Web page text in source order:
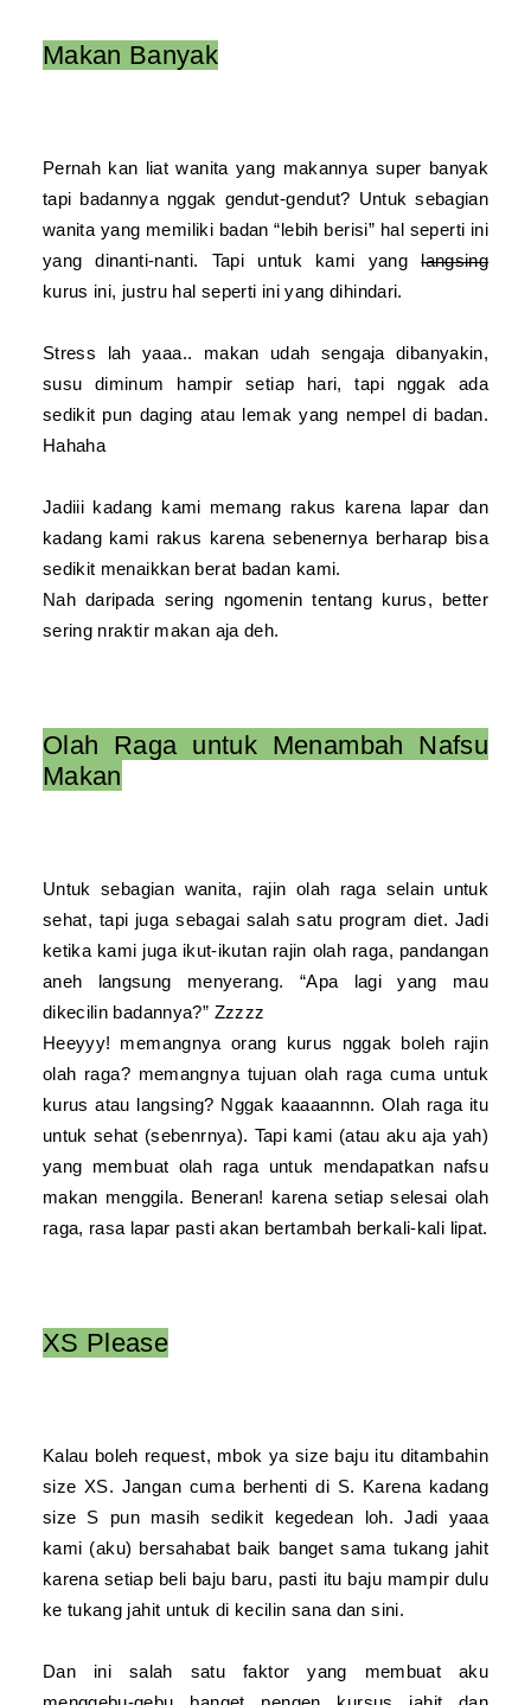
Makan Banyak
Pernah kan liat wanita yang makannya super banyak
tapi badannya nggak gendut-gendut? Untuk sebagian
wanita yang memiliki badan “lebih berisi” hal seperti ini
yang dinanti-nanti. Tapi untuk kami yanglangsing
kurus ini, justru hal seperti ini yang dihindari.
Stress lah yaaa.. makan udah sengaja dibanyakin,
susu diminum hampir setiap hari, tapi nggak ada
sedikit pun daging atau lemak yang nempel di badan.
Hahaha
Jadiii kadang kami memang rakus karena lapar dan
kadang kami rakus karena sebenernya berharap bisa
sedikit menaikkan berat badan kami.
Nah daripada sering ngomenin tentang kurus, better
sering nraktir makan aja deh.
Olah Raga untuk Menambah Nafsu
Makan
Untuk sebagian wanita, rajin olah raga selain untuk
sehat, tapi juga sebagai salah satu program diet. Jadi
ketika kami juga ikut-ikutan rajin olah raga, pandangan
aneh langsung menyerang. “Apa lagi yang mau
dikecilin badannya?” Zzzzz
Heeyyy! memangnya orang kurus nggak boleh rajin
olah raga? memangnya tujuan olah raga cuma untuk
kurus atau langsing? Nggak kaaaannnn. Olah raga itu
untuk sehat (sebenrnya). Tapi kami (atau aku aja yah)
yang membuat olah raga untuk mendapatkan nafsu
makan menggila. Beneran! karena setiap selesai olah
raga, rasa lapar pasti akan bertambah berkali-kali lipat.
XS Please
Kalau boleh request, mbok ya size baju itu ditambahin
size XS. Jangan cuma berhenti di S. Karena kadang
size S pun masih sedikit kegedean loh. Jadi yaaa
kami (aku) bersahabat baik banget sama tukang jahit
karena setiap beli baju baru, pasti itu baju mampir dulu
ke tukang jahit untuk di kecilin sana dan sini.
Dan ini salah satu faktor yang membuat aku